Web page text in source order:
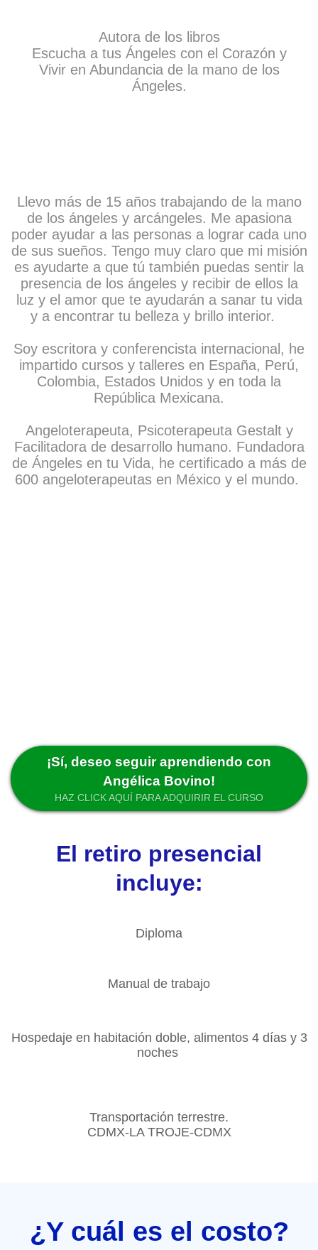
Autora de los libros
Escucha a tus Ángeles con el Corazón y
Vivir en Abundancia de la mano de los
Ángeles.
Llevo más de 15 años trabajando de la mano
de los ángeles y arcángeles. Me apasiona
poder ayudar a las personas a lograr cada uno
de sus sueños. Tengo muy claro que mi misión
es ayudarte a que tú también puedas sentir la
presencia de los ángeles y recibir de ellos la
luz y el amor que te ayudarán a sanar tu vida
y a encontrar tu belleza y brillo interior.
Soy escritora y conferencista internacional, he
impartido cursos y talleres en España, Perú,
Colombia, Estados Unidos y en toda la
República Mexicana.
Angeloterapeuta, Psicoterapeuta Gestalt y
Facilitadora de desarrollo humano. Fundadora
de Ángeles en tu Vida, he certificado a más de
600 angeloterapeutas en México y el mundo.
¡Sí, deseo seguir aprendiendo con
Angélica Bovino!
HAZ CLICK AQUÍ PARA ADQUIRIR EL CURSO
El retiro presencial
incluye:
Diploma
Manual de trabajo
Hospedaje en habitación doble, alimentos 4 días y 3
noches
Transportación terrestre.
CDMX-LA TROJE-CDMX
¿Y cuál es el costo?